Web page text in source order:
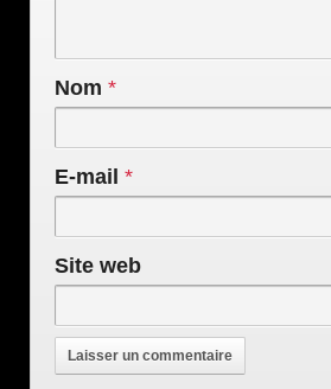
Nom *
E-mail *
Site web